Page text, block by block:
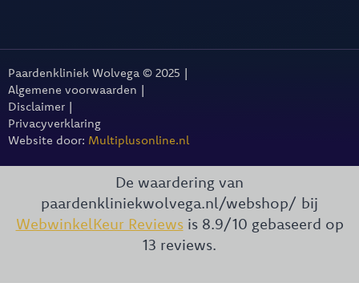
Paardenkliniek Wolvega © 2025 |
Algemene voorwaarden |
Disclaimer |
Privacyverklaring
Website door: Multiplusonline.nl
De waardering van
paardenkliniekwolvega.nl/webshop/ bij
WebwinkelKeur Reviewsis 8.9/10 gebaseerd op
13 reviews.